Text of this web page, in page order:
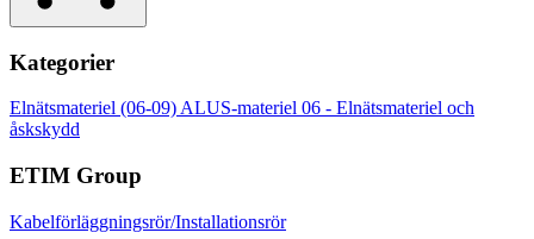
Kategorier
Elnätsmateriel (06-09) ALUS-materiel 06 - Elnätsmateriel och
åskskydd
ETIM Group
Kabelförläggningsrör/Installationsrör